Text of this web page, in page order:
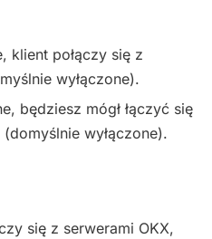
klient połączy się z
wyłączone).
będziesz mógł łączyć się
wyłączone).
się z serwerami OKX,